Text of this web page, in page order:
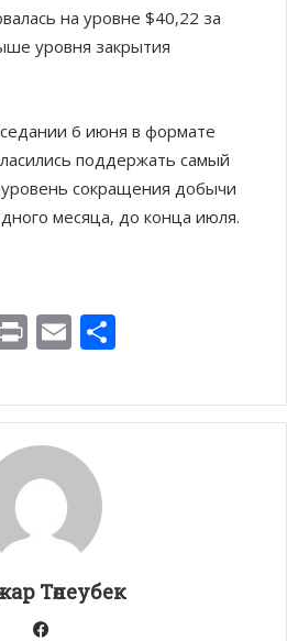
на уровне $40,22 за
уровня закрытия
6 июня в формате
поддержать самый
сокращения добычи
месяца, до конца июля.
Pr
in
t
E
m
ai
l
п
р
т
ь
Төлеубек
Facebook